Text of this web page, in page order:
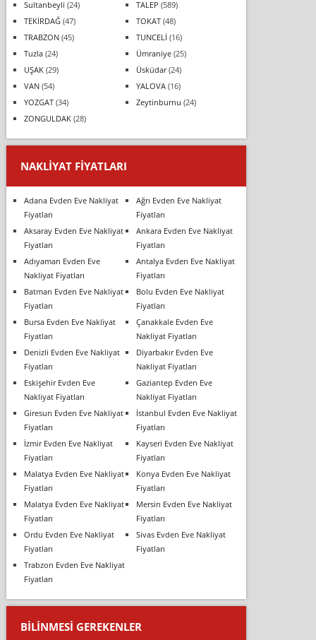
Sultanbeyli (24) TALEP (589)
TEKİRDAĞ(47) TOKAT(48)
TRABZON(45) TUNCELİ (16)
Tuzla(24) Ümraniye(25)
UŞAK(29) Üsküdar(24)
VAN(54) YALOVA(16)
YOZGAT(34) Zeytinburnu (24)
ZONGULDAK(28)
NAKLIYAT FIYATLARI
Adana Evden Eve Nakliyat
Fiyatları
Ağrı Evden Eve Nakliyat
Fiyatları
Aksaray Evden Eve Nakliyat
Fiyatları
Ankara Evden Eve Nakliyat
Fiyatları
Adıyaman Evden Eve
Nakliyat Fiyatları
Antalya Evden Eve Nakliyat
Fiyatları
Batman Evden Eve Nakliyat
Fiyatları
Bolu Evden Eve Nakliyat
Fiyatları
Bursa Evden Eve Nakliyat
Fiyatları
Çanakkale Evden Eve
Nakliyat Fiyatları
Denizli Evden Eve Nakliyat
Fiyatları
Diyarbakır Evden Eve
Nakliyat Fiyatları
Eskişehir Evden Eve
Nakliyat Fiyatları
Gaziantep Evden Eve
Nakliyat Fiyatları
Giresun Evden Eve Nakliyat
Fiyatları
İstanbul Evden Eve Nakliyat
Fiyatları
İzmir Evden Eve Nakliyat
Fiyatları
Kayseri Evden Eve Nakliyat
Fiyatları
Malatya Evden Eve Nakliyat
Fiyatları
Konya Evden Eve Nakliyat
Fiyatları
Malatya Evden Eve Nakliyat
Fiyatları
Mersin Evden Eve Nakliyat
Fiyatları
Ordu Evden Eve Nakliyat
Fiyatları
Sivas Evden Eve Nakliyat
Fiyatları
Trabzon Evden Eve Nakliyat
Fiyatları
BILINMESI GEREKENLER